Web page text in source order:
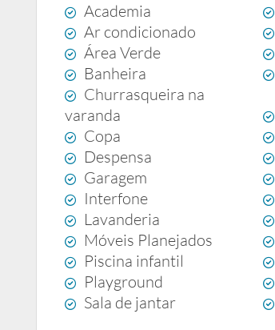
Academia
Ar condicionado
Área Verde
Banheira
Churrasqueira na
varanda
Copa
Despensa
Garagem
Interfone
Lavanderia
Móveis Planejados
Piscina infantil
Playground
Sala de jantar